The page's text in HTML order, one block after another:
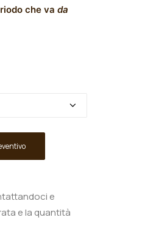
che va da
e
e la quantità